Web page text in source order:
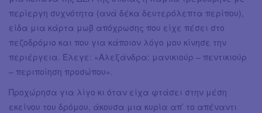
περίεργη συχνότητα (ανά δέκα δευτερόλεπτα περίπου),
είδα μια κάρτα μωβ απόχρωσης που είχε πέσει στο
πεζοδρόμιο και που για κάποιον λόγο μου κίνησε την
περιέργεια. Έλεγε: «Αλεξάνδρα: μανικιούρ – πεντικιούρ
– περιποίηση προσώπου».
Προχώρησα για λίγο κι όταν είχα φτάσει στην μέση
εκείνου του δρόμου, άκουσα μια κυρία απ’ το απέναντι